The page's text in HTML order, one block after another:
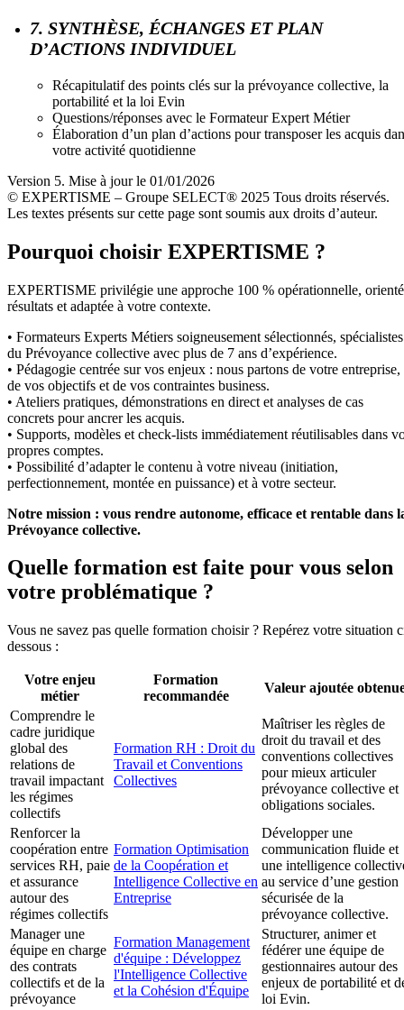
7. SYNTHÈSE, ÉCHANGES ET PLAN
D’ACTIONS INDIVIDUEL
Récapitulatif des points clés sur la prévoyance collective, la
portabilité et la loi Evin
Questions/réponses avec le Formateur Expert Métier
Élaboration d’un plan d’actions pour transposer les acquis
votre activité quotidienne
Version 5. Mise à jour le 01/01/2026
© EXPERTISME – Groupe SELECT® 2025 Tous droits réservés.
Les textes présents sur cette page sont soumis aux droits d’auteur.
Pourquoi choisir EXPERTISME ?
EXPERTISME privilégie une approche 100 % opérationnelle,
résultats et adaptée à votre contexte.
• Formateurs Experts Métiers soigneusement sélectionnés, spécialistes
du Prévoyance collective avec plus de 7 ans d’expérience.
• Pédagogie centrée sur vos enjeux : nous partons de votre entreprise,
de vos objectifs et de vos contraintes business.
• Ateliers pratiques, démonstrations en direct et analyses de cas
concrets pour ancrer les acquis.
• Supports, modèles et check-lists immédiatement réutilisables dans
propres comptes.
• Possibilité d’adapter le contenu à votre niveau (initiation,
perfectionnement, montée en puissance) et à votre secteur.
Notre mission : vous rendre autonome, efficace et rentable dans
Prévoyance collective.
Quelle formation est faite pour vous selon
votre problématique ?
Vous ne savez pas quelle formation choisir ? Repérez votre situation
dessous :
Votre enjeu
métier
Formation
recommandée
Valeur ajoutée
Comprendre le
cadre juridique
global des
relations de
travail impactant
les régimes
collectifs
Formation RH : Droit du
Travail et Conventions
Collectives
Maîtriser les règles de
droit du travail et des
conventions collectives
pour mieux articuler
prévoyance collective et
obligations sociales.
Renforcer la
coopération entre
services RH, paie
et assurance
autour des
régimes collectifs
Formation Optimisation
de la Coopération et
Intelligence Collective en
Entreprise
Développer une
communication fluide et
une intelligence
au service d’une gestion
sécurisée de la
prévoyance collective.
Manager une
équipe en charge
des contrats
collectifs et de la
prévoyance
Formation Management
d'équipe : Développez
l'Intelligence Collective
et la Cohésion d'Équipe
Structurer, animer et
fédérer une équipe de
gestionnaires autour des
enjeux de portabilité et
loi Evin.